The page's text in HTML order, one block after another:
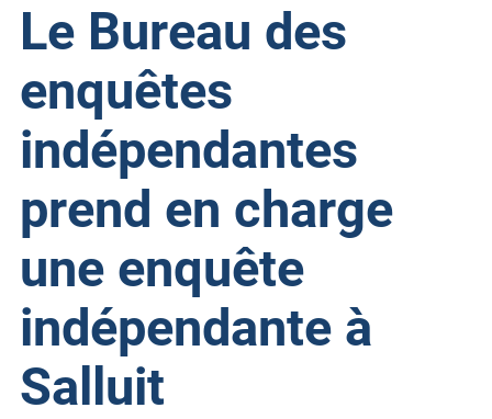
Le Bureau des
enquêtes
indépendantes
prend en charge
une enquête
indépendante à
Salluit